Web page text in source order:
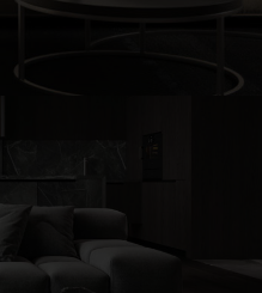
Villa in Belgium